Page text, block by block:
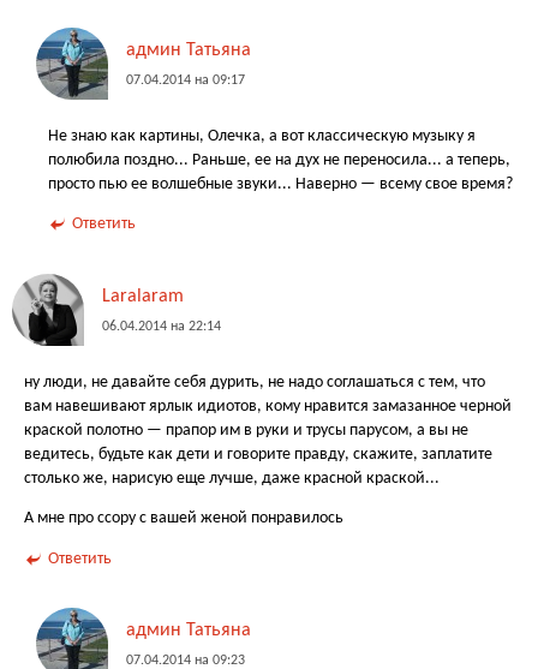
админ Татьяна
07.04.2014 на 09:17
Не знаю как картины, Олечка, а вот классическую музыку я
полюбила поздно... Раньше, ее на дух не переносила... а теперь,
просто пью ее волшебные звуки... Наверно — всему свое время?
Ответить
Laralaram
06.04.2014 на 22:14
ну люди, не давайте себя дурить, не надо соглашаться с тем, что
вам навешивают ярлык идиотов, кому нравится замазанное черной
краской полотно — прапор им в руки и трусы парусом, а вы не
ведитесь, будьте как дети и говорите правду, скажите, заплатите
столько же, нарисую еще лучше, даже красной краской...
А мне про ссору с вашей женой понравилось
Ответить
админ Татьяна
07.04.2014 на 09:23